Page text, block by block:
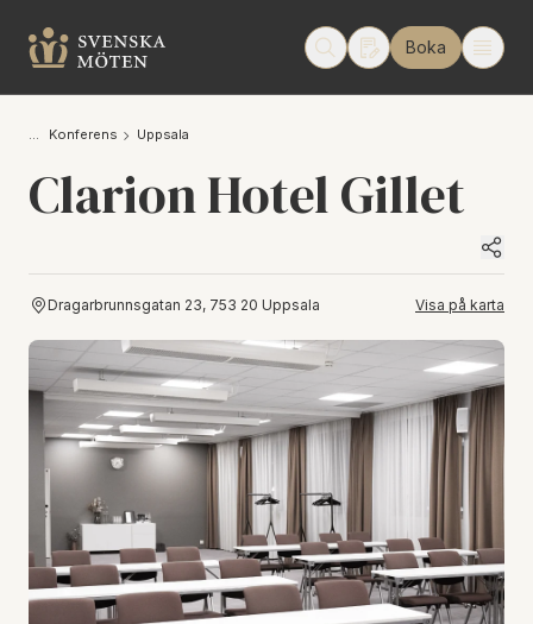
Boka
Konferens Uppsala
Clarion Hotel Gillet
Dragarbrunnsgatan 23, 753 20 Uppsala Visa på karta